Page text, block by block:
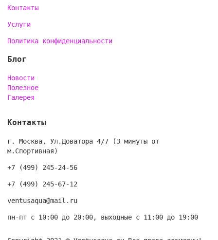
Контакты
Услуги
Политика конфиденциальности
Блог
Новости
Полезное
Галерея
Контакты
г. Москва, Ул.Доватора 4/7 (3 минуты от
м.Спортивная)
+7 (499) 245-24-56
+7 (499) 245-67-12
ventusaqua@mail.ru
пн-пт с 10:00 до 20:00, выходные с 11:00 до 19:00